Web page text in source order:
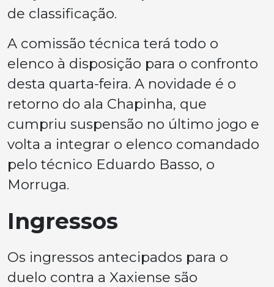
de classificação.
A comissão técnica terá todo o
elenco à disposição para o confronto
desta quarta-feira. A novidade é o
retorno do ala Chapinha, que
cumpriu suspensão no último jogo e
volta a integrar o elenco comandado
pelo técnico Eduardo Basso, o
Morruga.
Ingressos
Os ingressos antecipados para o
duelo contra a Xaxiense são